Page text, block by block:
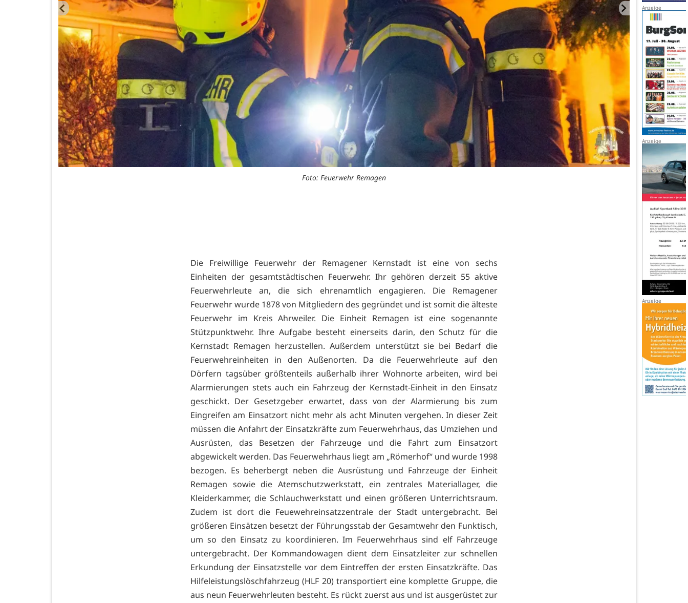
Foto: Feuerwehr Remagen
Die Freiwillige Feuerwehr der Remagener Kernstadt ist eine von sechs
Einheiten der gesamtstädtischen Feuerwehr. Ihr gehören derzeit 55 aktive
Feuerwehrleute an, die sich ehrenamtlich engagieren. Die Remagener
Feuerwehr wurde 1878 von Mitgliedern des gegründet und ist somit die älteste
Feuerwehr im Kreis Ahrweiler. Die Einheit Remagen ist eine sogenannte
Stützpunktwehr. Ihre Aufgabe besteht einerseits darin, den Schutz für die
Kernstadt Remagen herzustellen. Außerdem unterstützt sie bei Bedarf die
Feuerwehreinheiten in den Außenorten. Da die Feuerwehrleute auf den
Dörfern tagsüber größtenteils außerhalb ihrer Wohnorte arbeiten, wird bei
Alarmierungen stets auch ein Fahrzeug der Kernstadt-Einheit in den Einsatz
geschickt. Der Gesetzgeber erwartet, dass von der Alarmierung bis zum
Eingreifen am Einsatzort nicht mehr als acht Minuten vergehen. In dieser Zeit
müssen die Anfahrt der Einsatzkräfte zum Feuerwehrhaus, das Umziehen und
Ausrüsten, das Besetzen der Fahrzeuge und die Fahrt zum Einsatzort
abgewickelt werden. Das Feuerwehrhaus liegt am „Römerhof“ und wurde 1998
bezogen. Es beherbergt neben die Ausrüstung und Fahrzeuge der Einheit
Remagen sowie die Atemschutzwerkstatt, ein zentrales Materiallager, die
Kleiderkammer, die Schlauchwerkstatt und einen größeren Unterrichtsraum.
Zudem ist dort die Feuewehreinsatzzentrale der Stadt untergebracht. Bei
größeren Einsätzen besetzt der Führungsstab der Gesamtwehr den Funktisch,
um so den Einsatz zu koordinieren. Im Feuerwehrhaus sind elf Fahrzeuge
untergebracht. Der Kommandowagen dient dem Einsatzleiter zur schnellen
Erkundung der Einsatzstelle vor dem Eintreffen der ersten Einsatzkräfte. Das
Hilfeleistungslöschfahrzeug (HLF 20) transportiert eine komplette Gruppe, die
aus neun Feuerwehrleuten besteht. Es rückt zuerst aus und ist ausgerüstet zur